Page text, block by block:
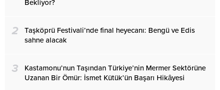
Bekliyor?
2
Taşköprü Festivali’nde final heyecanı: Bengü ve Edis
sahne alacak
3
Kastamonu’nun Taşından Türkiye’nin Mermer Sektörüne
Uzanan Bir Ömür: İsmet Kütük’ün Başarı Hikâyesi